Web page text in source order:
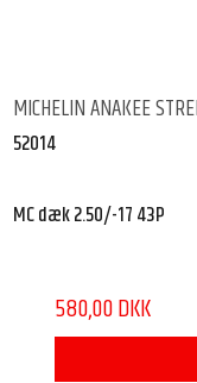
MICHELIN ANAKEE
52014
MC dæk 2.50/-17 43P
580,00 DKK